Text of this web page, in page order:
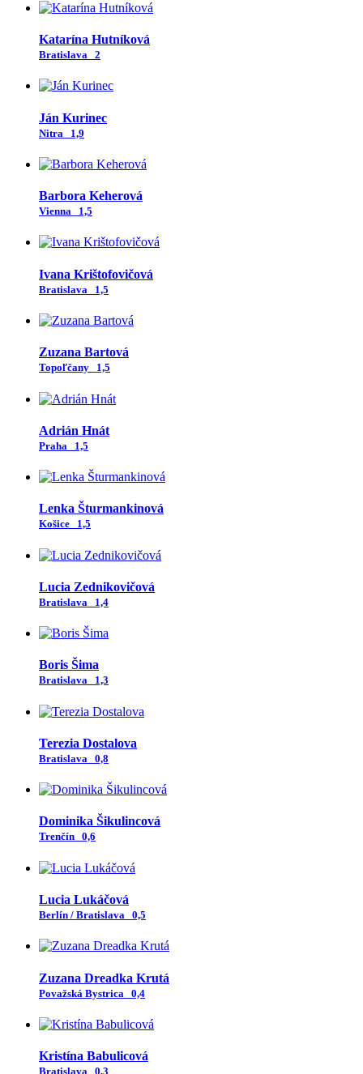
Katarína Hutníková
Bratislava 2
Ján Kurinec
Nitra 1,9
Barbora Keherová
Vienna 1,5
Ivana Krištofovičová
Bratislava 1,5
Zuzana Bartová
Topoľčany 1,5
Adrián Hnát
Praha 1,5
Lenka Šturmankinová
Košice 1,5
Lucia Zednikovičová
Bratislava 1,4
Boris Šima
Bratislava 1,3
Terezia Dostalova
Bratislava 0,8
Dominika Šikulincová
Trenčín 0,6
Lucia Lukáčová
Berlín / Bratislava 0,5
Zuzana Dreadka Krutá
Považská Bystrica 0,4
Kristína Babulicová
Bratislava 0,3